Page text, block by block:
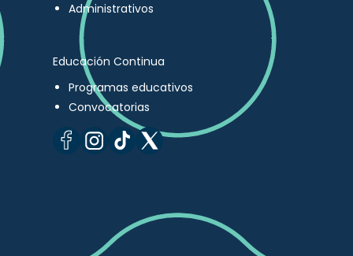
Administrativos
Educación Continua
Programas educativos
Convocatorias